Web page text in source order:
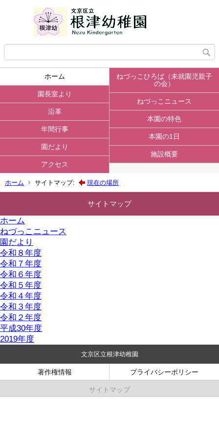
ホーム
ねづっこひろば（未就園児親子
の会）
園長室より
ねづっこニュース
沿革
本園の特色
年間行事
本園の1日
園だより
施設概要
アクセス
ホーム サイトマップ: 現在の場所
サイトマップ
ホーム
ねづっこニュース
園だより
令和８年度
令和７年度
令和６年度
令和５年度
令和４年度
令和３年度
令和２年度
平成30年度
2019年度
文京区立根津幼稚園
著作権情報 プライバシーポリシー
サイトマップ